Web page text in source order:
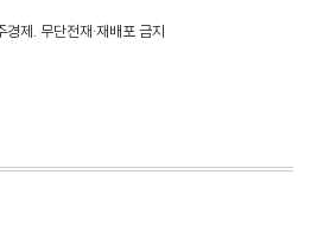
제. 무단전재·재배포 금지